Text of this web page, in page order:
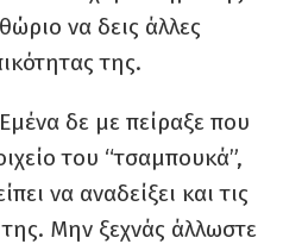
να δεις άλλες
της.
Εμένα δε με πείραξε που
του “τσαμπουκά”,
να αναδείξει και τις
Μην ξεχνάς άλλωστε